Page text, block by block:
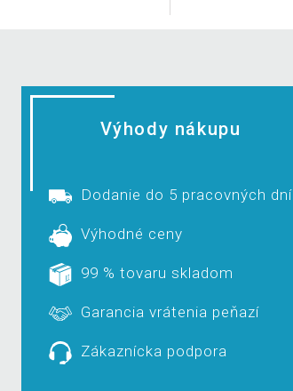
Výhody nákupu
Dodanie do 5 pracovných dní
Výhodné ceny
99 % tovaru skladom
Garancia vrátenia peňazí
Zákaznícka podpora